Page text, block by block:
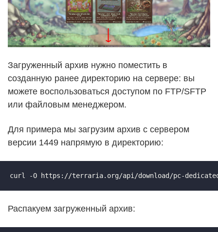
Загруженный архив нужно поместить в
созданную ранее директорию на сервере: вы
можете воспользоваться доступом по FTP/SFTP
или файловым менеджером.
Для примера мы загрузим архив с сервером
версии 1449 напрямую в директорию:
curl -O https://terraria.org/api/download/pc-
Распакуем загруженный архив: